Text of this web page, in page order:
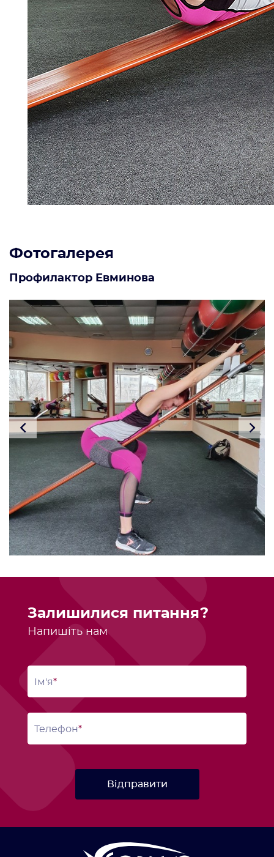
Фотогалерея
Профилактор Евминова
Залишилися питання?
Напишіть нам
Ім'я
Телефон
Відправити